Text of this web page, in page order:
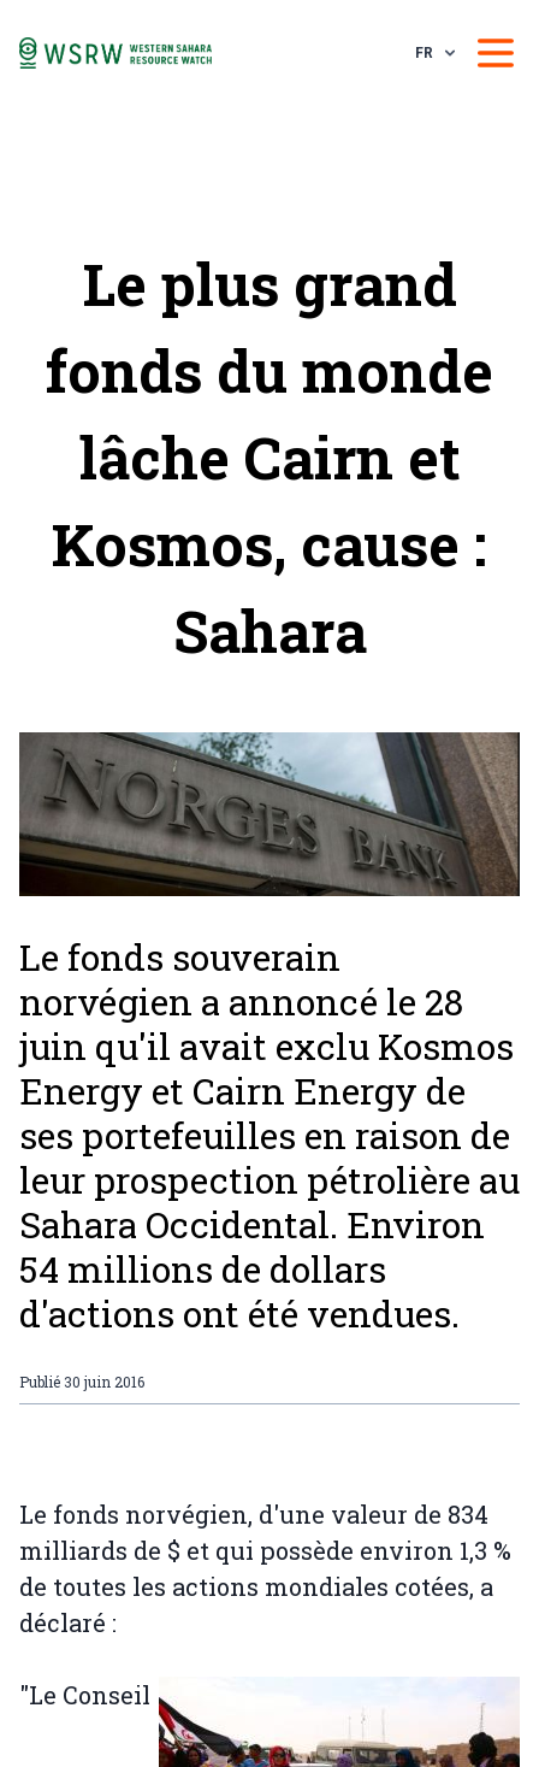
FR
Le plus grand
fonds du monde
lâche Cairn et
Kosmos, cause :
Sahara
Le fonds souverain
norvégien a annoncé le 28
juin qu'il avait exclu Kosmos
Energy et Cairn Energy de
ses portefeuilles en raison de
leur prospection pétrolière au
Sahara Occidental. Environ
54 millions de dollars
d'actions ont été vendues.
Publié 30 juin 2016
Le fonds norvégien, d'une valeur de 834
milliards de $ et qui possède environ 1,3 %
de toutes les actions mondiales cotées, a
déclaré :
"Le Conseil